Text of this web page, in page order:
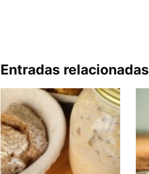
Entradas relacionadas